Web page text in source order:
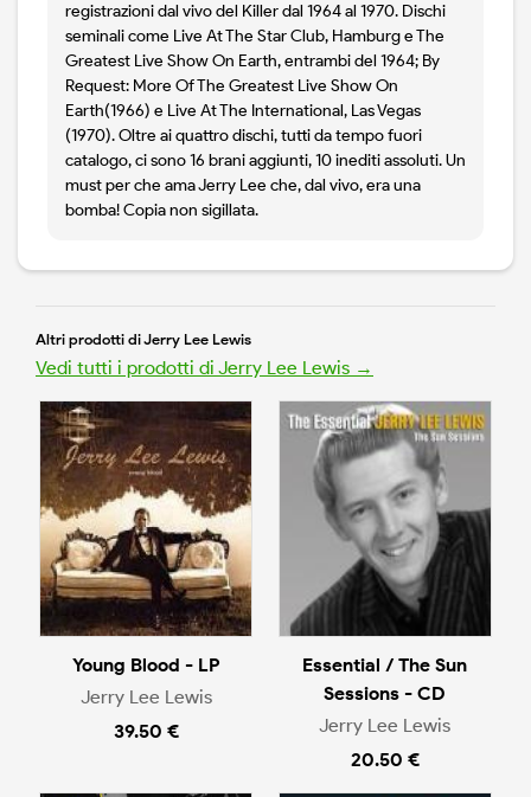
registrazioni dal vivo del Killer dal 1964 al 1970. Dischi
seminali come Live At The Star Club, Hamburg e The
Greatest Live Show On Earth, entrambi del 1964; By
Request: More Of The Greatest Live Show On
Earth(1966) e Live At The International, Las Vegas
(1970). Oltre ai quattro dischi, tutti da tempo fuori
catalogo, ci sono 16 brani aggiunti, 10 inediti assoluti. Un
must per che ama Jerry Lee che, dal vivo, era una
bomba! Copia non sigillata.
Altri prodotti di Jerry Lee Lewis
Vedi tutti i prodotti di Jerry Lee Lewis →
Young Blood - LP
Jerry Lee Lewis
39.50 €
Essential / The Sun
Sessions - CD
Jerry Lee Lewis
20.50 €